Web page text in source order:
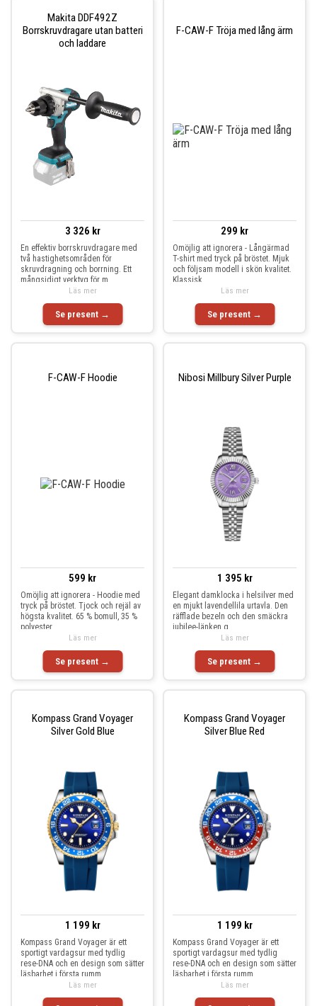
Makita DDF492Z
Borrskruvdragare utan batteri
och laddare
3 326 kr
En effektiv borrskruvdragare med
två hastighetsområden för
skruvdragning och borrning. Ett
mångsidigt verktyg för m
Se present →
Läs mer
F-CAW-F Tröja med lång ärm
299 kr
Omöjlig att ignorera - Långärmad
T-shirt med tryck på bröstet. Mjuk
och följsam modell i skön kvalitet.
Klassisk
Se present →
Läs mer
F-CAW-F Hoodie
599 kr
Omöjlig att ignorera - Hoodie med
tryck på bröstet. Tjock och rejäl av
högsta kvalitet. 65 % bomull, 35 %
polyester
Se present →
Läs mer
Nibosi Millbury Silver Purple
1 395 kr
Elegant damklocka i helsilver med
en mjukt lavendellila urtavla. Den
räfflade bezeln och den smäckra
jubilee-länken g
Se present →
Läs mer
Kompass Grand Voyager
Silver Gold Blue
1 199 kr
Kompass Grand Voyager är ett
sportigt vardagsur med tydlig
rese-DNA och en design som sätter
läsbarhet i första rumm
Läs mer
Kompass Grand Voyager
Silver Blue Red
1 199 kr
Kompass Grand Voyager är ett
sportigt vardagsur med tydlig
rese-DNA och en design som sätter
läsbarhet i första rumm
Läs mer